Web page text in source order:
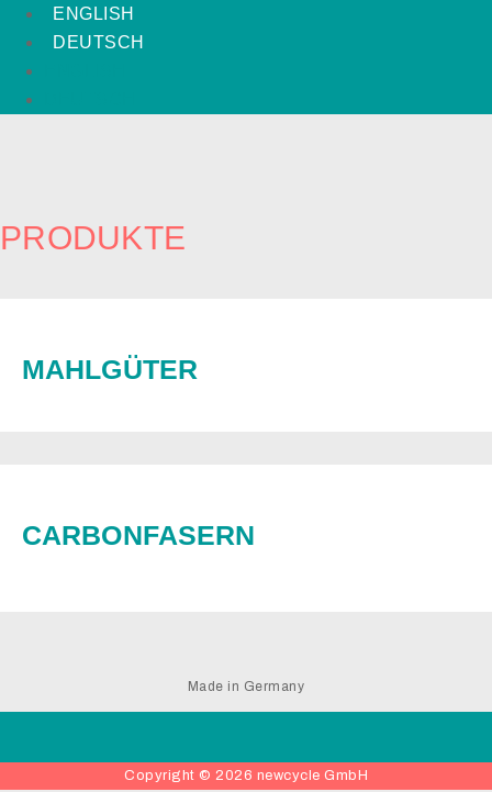
ENGLISH
DEUTSCH
PRODUKTE
MAHLGÜTER
CARBONFASERN
Made in Germany
Copyright © 2026 newcycle GmbH